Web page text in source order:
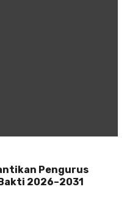
Pengurus
2026–2031